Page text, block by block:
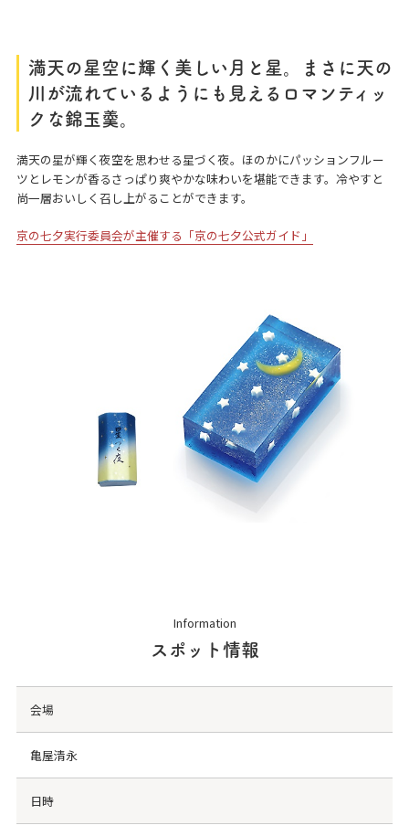
満天の星空に輝く美しい月と星。まさに天の
川が流れているようにも見えるロマンティッ
クな錦玉羹。
満天の星が輝く夜空を思わせる星づく夜。ほのかにパッションフルー
ツとレモンが香るさっぱり爽やかな味わいを堪能できます。冷やすと
尚一層おいしく召し上がることができます。
京の七夕実行委員会が主催する「京の七夕公式ガイド」
Information
スポット情報
会場
亀屋清永
日時